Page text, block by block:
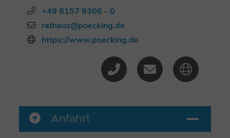
sich Vögel beobachten, der See hat aber auch eine
offizielle Badestelle und Maising gleich zwei
Gasthöfe mit urigen Biergärten.
+49 8157 9306 - 0
rathaus@poecking.de
https://www.poecking.de
Anfahrt